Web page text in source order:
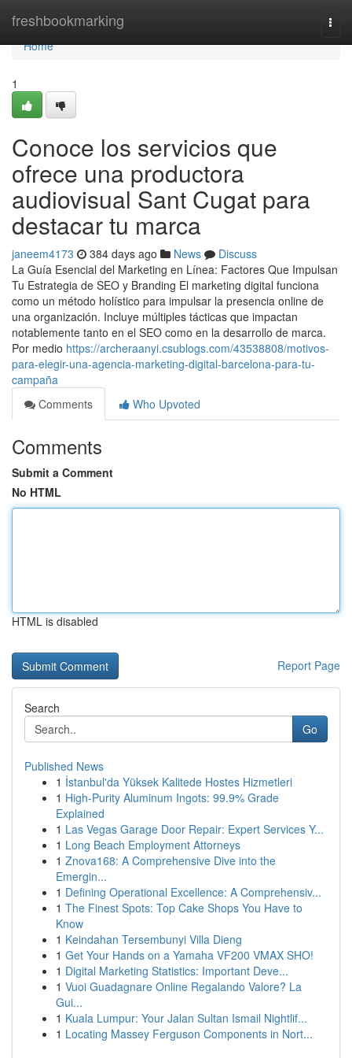
freshbookmarking
Home
Home
1
Conoce los servicios que
ofrece una productora
audiovisual Sant Cugat para
destacar tu marca
janeem4173 384 days ago News
Discuss
La Guía Esencial del Marketing en Línea: Factores Que Impulsan
Tu Estrategia de SEO y Branding El marketing digital funciona
como un método holístico para impulsar la presencia online de
una organización. Incluye múltiples tácticas que impactan
notablemente tanto en el SEO como en la desarrollo de marca.
Por medio https://archeraanyi.csublogs.com/43538808/motivos-
para-elegir-una-agencia-marketing-digital-barcelona-para-tu-
campaña
Comments
Who Upvoted
Comments
Submit a Comment
No HTML
HTML is disabled
Report Page
Search
Go
Published News
1 İstanbul'da Yüksek Kalitede Hostes Hizmetleri
1 High-Purity Aluminum Ingots: 99.9% Grade
Explained
1 Las Vegas Garage Door Repair: Expert Services Y...
1 Long Beach Employment Attorneys
1 Znova168: A Comprehensive Dive into the
Emergin...
1 Defining Operational Excellence: A Comprehensiv...
1 The Finest Spots: Top Cake Shops You Have to
Know
1 Keindahan Tersembunyi Villa Dieng
1 Get Your Hands on a Yamaha VF200 VMAX SHO!
1 Digital Marketing Statistics: Important Deve...
1 Vuoi Guadagnare Online Regalando Valore? La
Gui...
1 Kuala Lumpur: Your Jalan Sultan Ismail Nightlif...
1 Locating Massey Ferguson Components in Nort...